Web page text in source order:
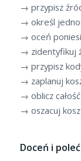
→ przypisz
→ określ
→ oceń
→ zidentyfikuj
→ przypisz
→ zaplanuj
→ oblicz całość
→ oszacuj
Doceń i